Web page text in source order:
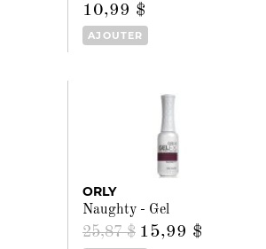
10,99 $
AJOUTER
ORLY
Naughty - Gel
25,87 $ 15,99 $